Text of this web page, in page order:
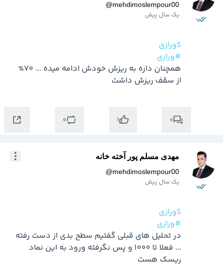
@mehdimoslempour00
یک سال پیش
$ورازی
#ورازی
از سقف ریزش داشت
0
1
0
مهدی مسلم پور آخته خانه
@mehdimoslempour00
یک سال پیش
$ورازی
#ورازی
ریسک هست